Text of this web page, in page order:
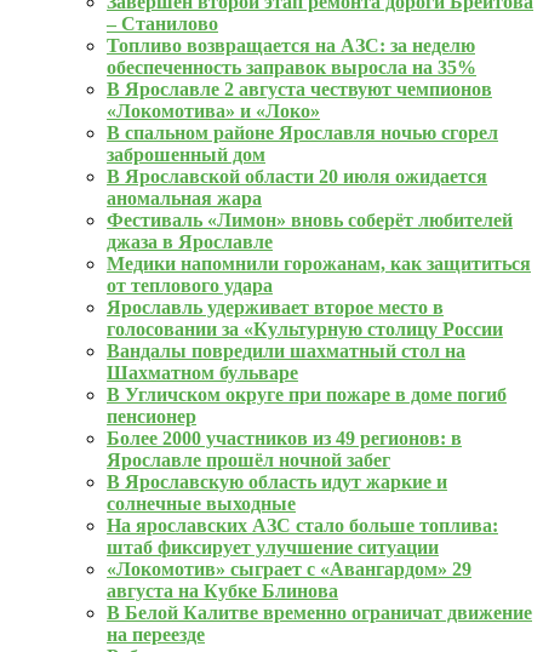
– Станилово
Топливо возвращается на АЗС: за неделю
обеспеченность заправок выросла на 35%
В Ярославле 2 августа чествуют чемпионов
«Локомотива» и «Локо»
В спальном районе Ярославля ночью сгорел
заброшенный дом
В Ярославской области 20 июля ожидается
аномальная жара
Фестиваль «Лимон» вновь соберёт любителей
джаза в Ярославле
Медики напомнили горожанам, как защититься
от теплового удара
Ярославль удерживает второе место в
голосовании за «Культурную столицу России
Вандалы повредили шахматный стол на
Шахматном бульваре
В Угличском округе при пожаре в доме погиб
пенсионер
Более 2000 участников из 49 регионов: в
Ярославле прошёл ночной забег
В Ярославскую область идут жаркие и
солнечные выходные
На ярославских АЗС стало больше топлива:
штаб фиксирует улучшение ситуации
«Локомотив» сыграет с «Авангардом» 29
августа на Кубке Блинова
В Белой Калитве временно ограничат движение
на переезде